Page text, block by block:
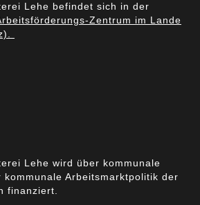
Lehe befindet sich in der
Zentrum im Lande
Lehe wird über kommunale
kommunale Arbeitsmarktpolitik der
finanziert.